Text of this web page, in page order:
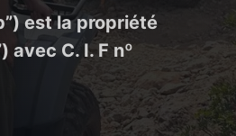
est la propriété
avec C. I. F nº